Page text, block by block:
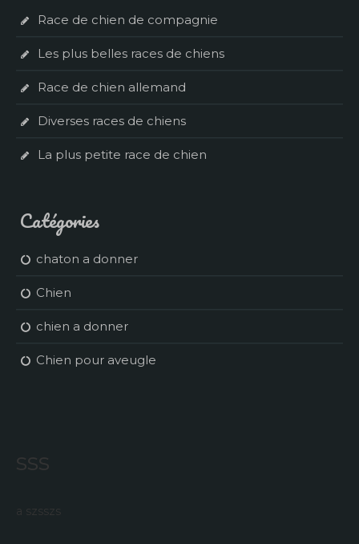
Race de chien de compagnie
Les plus belles races de chiens
Race de chien allemand
Diverses races de chiens
La plus petite race de chien
Catégories
chaton a donner
Chien
chien a donner
Chien pour aveugle
sss
a szsszs